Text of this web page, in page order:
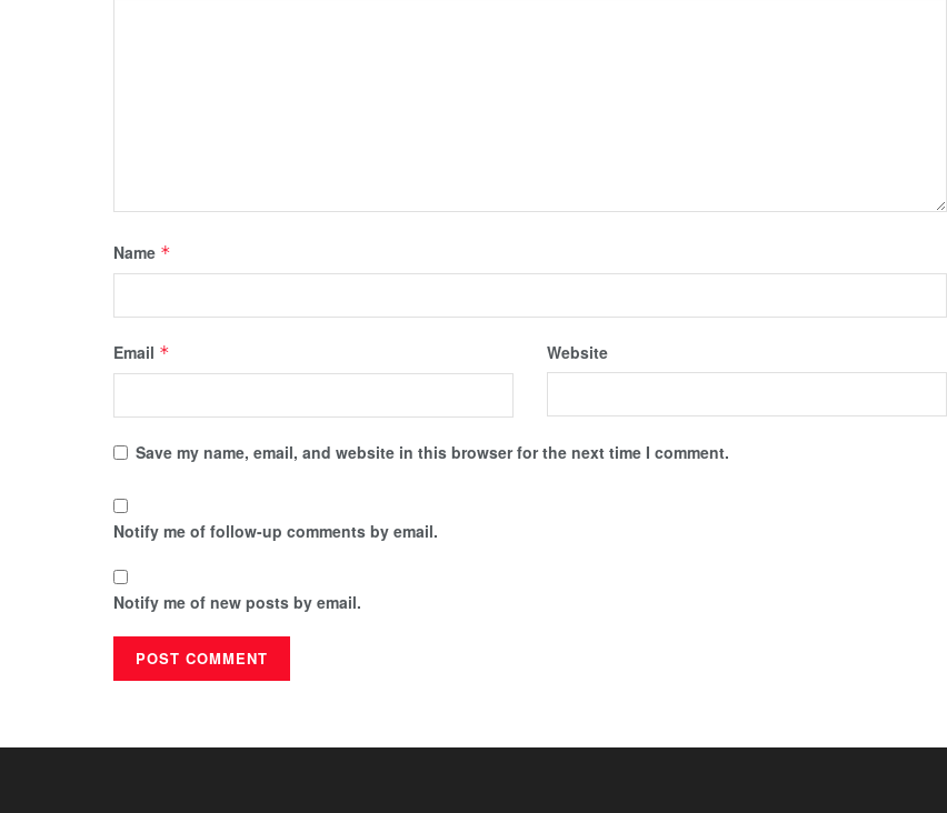
Name *
Email * Website
Save my name, email, and website in this browser for the next time I comment.
Notify me of follow-up comments by email.
Notify me of new posts by email.